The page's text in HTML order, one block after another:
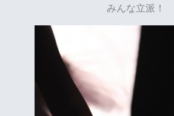
みんな立派！